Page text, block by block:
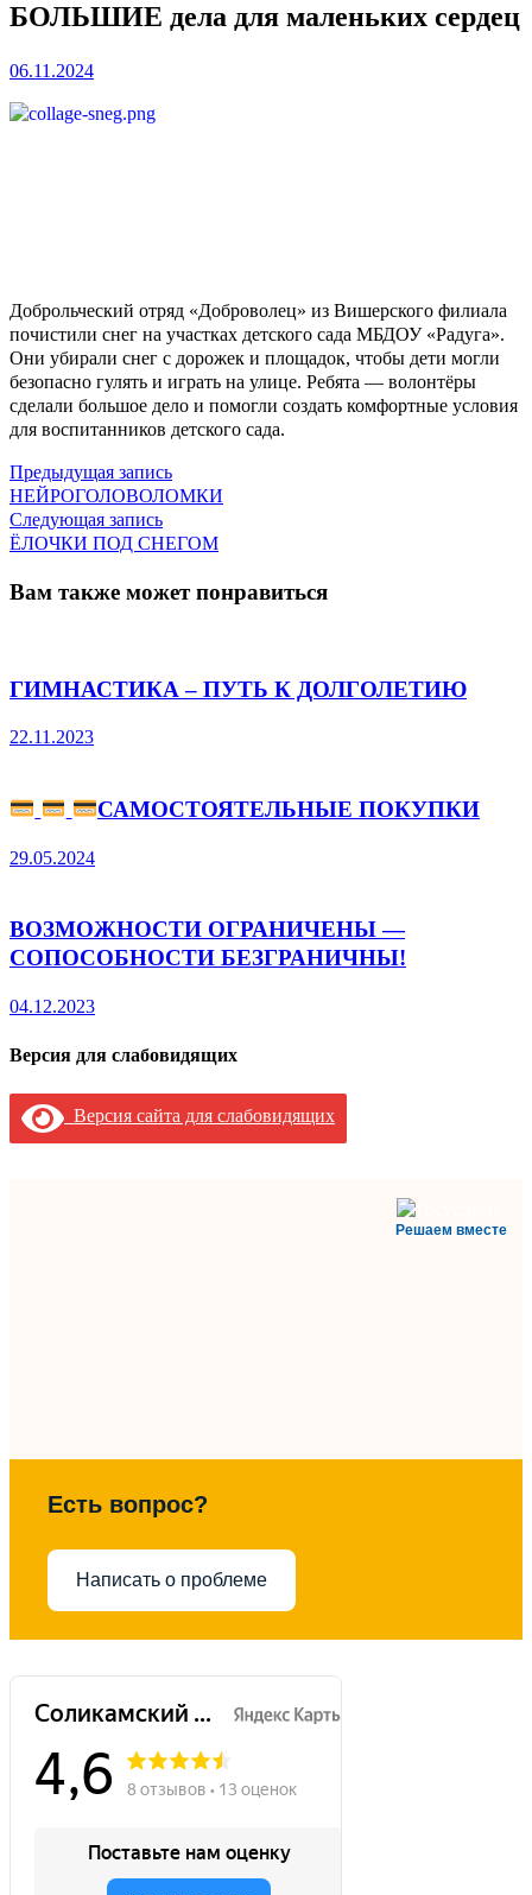
БОЛЬШИЕ дела для маленьких сердец
06.11.2024
Доброльческий отряд «Доброволец» из Вишерского филиала
почистили снег на участках детского сада МБДОУ «Радуга».
Они убирали снег с дорожек и площадок, чтобы дети могли
безопасно гулять и играть на улице. Ребята — волонтёры
сделали большое дело и помогли создать комфортные условия
для воспитанников детского сада.
Навигация
по
записям
Предыдущая записьПредыдущая
запись:
НЕЙРОГОЛОВОЛОМКИ
Следующая записьСледующая
запись:
ЁЛОЧКИ ПОД СНЕГОМ
Вам также может понравиться
ГИМНАСТИКА – ПУТЬ К ДОЛГОЛЕТИЮ
22.11.2023
САМОСТОЯТЕЛЬНЫЕ ПОКУПКИ
29.05.2024
ВОЗМОЖНОСТИ ОГРАНИЧЕНЫ —
СОПОСОБНОСТИ БЕЗГРАНИЧНЫ!
04.12.2023
Версия для слабовидящих
Версия сайта для слабовидящих
Решаем вместе
Есть вопрос?
Написать о проблеме